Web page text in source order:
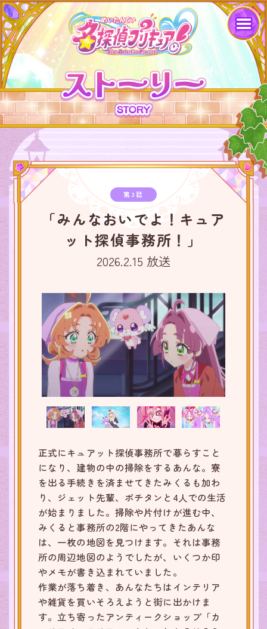
第3話
「みんなおいでよ！キュア
ット探偵事務所！」
2026.2.15 放送
正式にキュアット探偵事務所で暮らすこと
になり、建物の中の掃除をするあんな。寮
を出る手続きを済ませてきたみくるも加わ
り、ジェット先輩、ポチタンと4人での生活
が始まりました。掃除や片付けが進む中、
みくると事務所の2階にやってきたあんな
は、一枚の地図を見つけます。それは事務
所の周辺地図のようでしたが、いくつか印
やメモが書き込まれていました。
作業が落ち着き、あんなたちはインテリア
や雑貨を買いそろえようと街に出かけま
す。立ち寄ったアンティークショップ「カ